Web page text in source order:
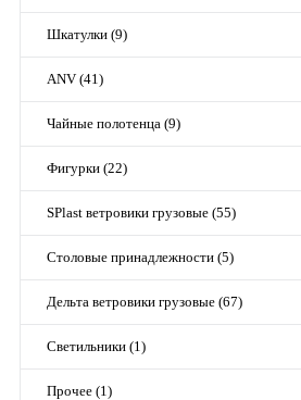
Шкатулки (9)
ANV (41)
Чайные полотенца (9)
Фигурки (22)
SPlast ветровики грузовые (55)
Столовые принадлежности (5)
Дельта ветровики грузовые (67)
Светильники (1)
Прочее (1)